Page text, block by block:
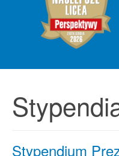
Stypendium